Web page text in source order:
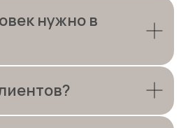
нужно в